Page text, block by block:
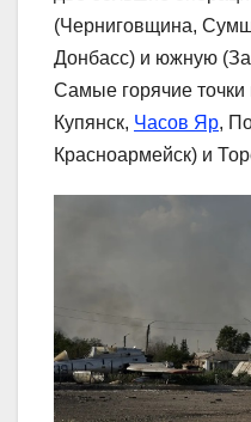
(Черниговщина,
Донбасс) и южную
Самые горячие точки
Купянск, Часов Яр,
Красноармейск) и